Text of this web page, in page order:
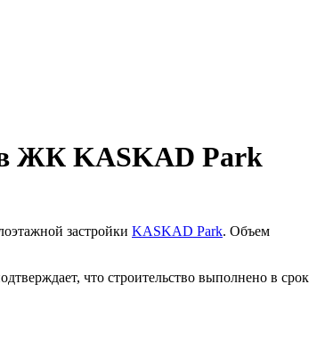
в ЖК KASKAD Park
застройки KASKAD Park. Объем
что строительство выполнено в срок